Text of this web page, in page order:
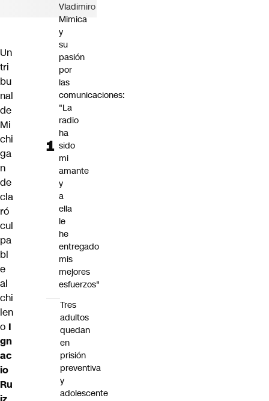
Un
tri
bu
nal
de
Mi
chi
ga
n
de
cla
ró
cul
pa
bl
e
al
chi
len
o I
gn
ac
io
Ru
Vladimiro
Mimica
y
su
pasión
por
las
comunicaciones:
"La
radio
ha
sido
mi
amante
y
a
ella
le
he
entregado
mis
mejores
esfuerzos"
Tres
adultos
quedan
en
prisión
preventiva
y
adolescente